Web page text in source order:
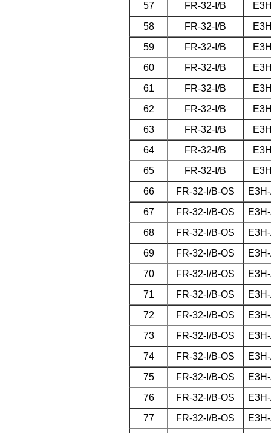
57
FR-32-I/B
58
FR-32-I/B
59
FR-32-I/B
60
FR-32-I/B
61
FR-32-I/B
62
FR-32-I/B
63
FR-32-I/B
64
FR-32-I/B
65
FR-32-I/B
66
FR-32-I/B-OS
67
FR-32-I/B-OS
68
FR-32-I/B-OS
69
FR-32-I/B-OS
70
FR-32-I/B-OS
71
FR-32-I/B-OS
72
FR-32-I/B-OS
73
FR-32-I/B-OS
74
FR-32-I/B-OS
75
FR-32-I/B-OS
76
FR-32-I/B-OS
77
FR-32-I/B-OS